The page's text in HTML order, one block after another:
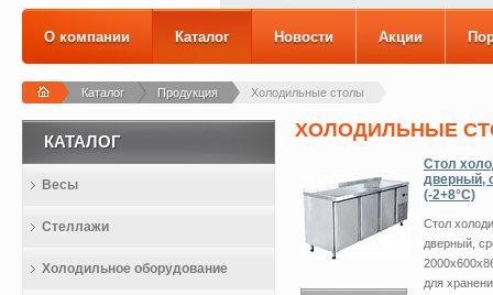
О компании Каталог Новости Акции
Каталог Продукция Холодильные столы
ХОЛОДИЛЬНЫЕ
Стол
дверный,
(-2+8°С)
Стол
дверный,
для
КАТАЛОГ
Весы
Стеллажи
Холодильное оборудование